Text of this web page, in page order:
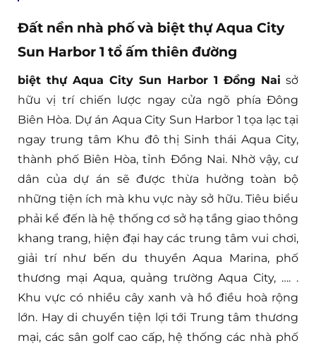
Đất nền nhà phố và biệt thự Aqua City
Sun Harbor 1 tổ ấm thiên đường
biệt thự Aqua City Sun Harbor 1 Đồng Nai sở
hữu vị trí chiến lược ngay cửa ngõ phía Đông
Biên Hòa. Dự án Aqua City Sun Harbor 1 tọa lạc tại
ngay trung tâm Khu đô thị Sinh thái Aqua City,
thành phố Biên Hòa, tỉnh Đồng Nai. Nhờ vậy, cư
dân của dự án sẽ được thừa hưởng toàn bộ
những tiện ích mà khu vực này sở hữu. Tiêu biểu
phải kể đến là hệ thống cơ sở hạ tầng giao thông
khang trang, hiện đại hay các trung tâm vui chơi,
giải trí như bến du thuyền Aqua Marina, phố
thương mại Aqua, quảng trường Aqua City, …. .
Khu vực có nhiều cây xanh và hồ điều hoà rộng
lớn. Hay di chuyển tiện lợi tới Trung tâm thương
mại, các sân golf cao cấp, hệ thống các nhà phố